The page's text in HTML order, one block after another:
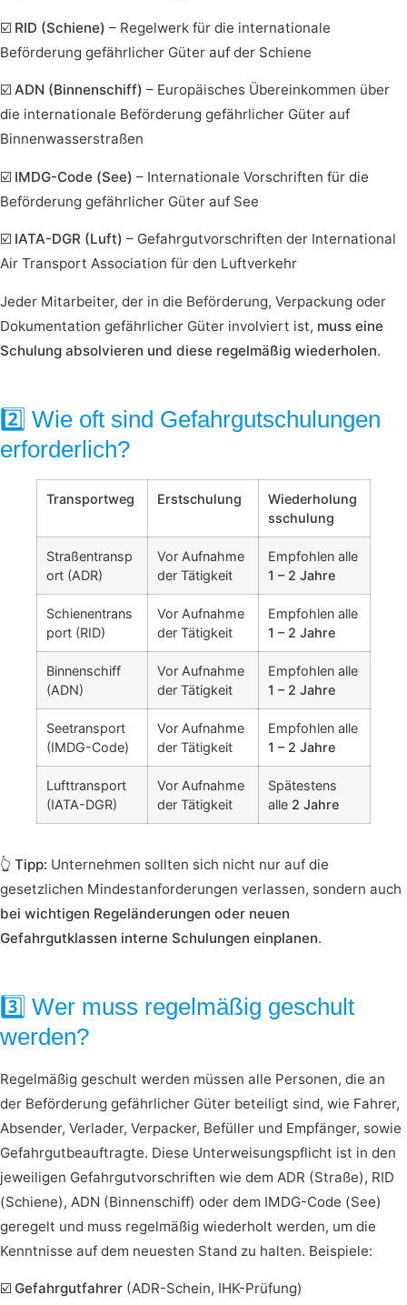
☑️ RID (Schiene) – Regelwerk für die internationale
Beförderung gefährlicher Güter auf der Schiene
☑️ ADN (Binnenschiff) – Europäisches Übereinkommen über
die internationale Beförderung gefährlicher Güter auf
Binnenwasserstraßen
☑️ IMDG-Code (See) – Internationale Vorschriften für die
Beförderung gefährlicher Güter auf See
☑️ IATA-DGR (Luft) – Gefahrgutvorschriften der International
Air Transport Association für den Luftverkehr
Jeder Mitarbeiter, der in die Beförderung, Verpackung oder
Dokumentation gefährlicher Güter involviert ist, muss eine
Schulung absolvieren und diese regelmäßig wiederholen.
2️⃣ Wie oft sind Gefahrgutschulungen
erforderlich?
Transportweg Erstschulung
Wiederholung
sschulung
Straßentransp
ort (ADR)
Vor Aufnahme
der Tätigkeit
Empfohlen alle
1 – 2 Jahre
Schienentrans
port (RID)
Vor Aufnahme
der Tätigkeit
Empfohlen alle
1 – 2 Jahre
Binnenschiff
(ADN)
Vor Aufnahme
der Tätigkeit
Empfohlen alle
1 – 2 Jahre
Seetransport
(IMDG-Code)
Vor Aufnahme
der Tätigkeit
Empfohlen alle
1 – 2 Jahre
Lufttransport
(IATA-DGR)
Vor Aufnahme
der Tätigkeit
Spätestens
alle 2 Jahre
👆 Tipp: Unternehmen sollten sich nicht nur auf die
gesetzlichen Mindestanforderungen verlassen, sondern auch
bei wichtigen Regeländerungen oder neuen
Gefahrgutklassen interne Schulungen einplanen.
3️⃣ Wer muss regelmäßig geschult
werden?
Regelmäßig geschult werden müssen alle Personen, die an
der Beförderung gefährlicher Güter beteiligt sind, wie Fahrer,
Absender, Verlader, Verpacker, Befüller und Empfänger, sowie
Gefahrgutbeauftragte. Diese Unterweisungspflicht ist in den
jeweiligen Gefahrgutvorschriften wie dem ADR (Straße), RID
(Schiene), ADN (Binnenschiff) oder dem IMDG-Code (See)
geregelt und muss regelmäßig wiederholt werden, um die
Kenntnisse auf dem neuesten Stand zu halten. Beispiele:
☑️ Gefahrgutfahrer (ADR-Schein, IHK-Prüfung)